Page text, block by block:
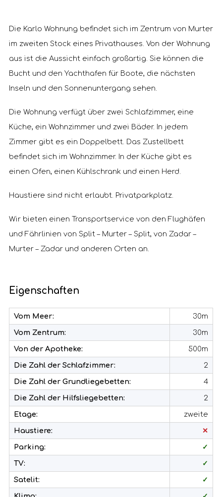
Die Karlo Wohnung befindet sich im Zentrum von Murter
im zweiten Stock eines Privathauses. Von der Wohnung
aus ist die Aussicht einfach großartig. Sie können die
Bucht und den Yachthafen für Boote, die nächsten
Inseln und den Sonnenuntergang sehen.
Die Wohnung verfügt über zwei Schlafzimmer, eine
Küche, ein Wohnzimmer und zwei Bäder. In jedem
Zimmer gibt es ein Doppelbett. Das Zustellbett
befindet sich im Wohnzimmer. In der Küche gibt es
einen Ofen, einen Kühlschrank und einen Herd.
Haustiere sind nicht erlaubt. Privatparkplatz.
Wir bieten einen Transportservice von den Flughäfen
und Fährlinien von Split – Murter – Split, von Zadar –
Murter – Zadar und anderen Orten an.
Eigenschaften
Vom Meer: 30m
Vom Zentrum: 30m
Von der Apotheke: 500m
Die Zahl der Schlafzimmer: 2
Die Zahl der Grundliegebetten: 4
Die Zahl der Hilfsliegebetten: 2
Etage: zweite
Haustiere: ✕
Parking: ✓
TV: ✓
Satelit: ✓